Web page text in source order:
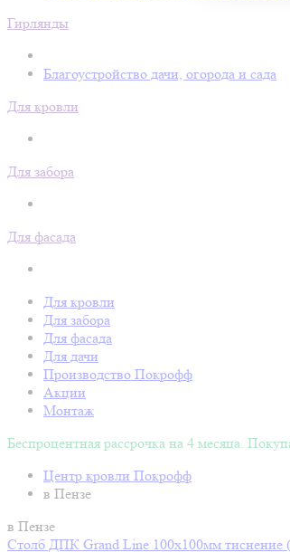
Гирлянды
Благоустройство дачи, огорода и сада
Для кровли
Для забора
Для фасада
Для кровли
Для забора
Для фасада
Для дачи
Производство Покрофф
Акции
Монтаж
Беспроцентная рассрочка на 4 месяца.
Центр кровли Покрофф
в Пензе
в Пензе
Столб ДПК Grand Line 100х100мм тиснение